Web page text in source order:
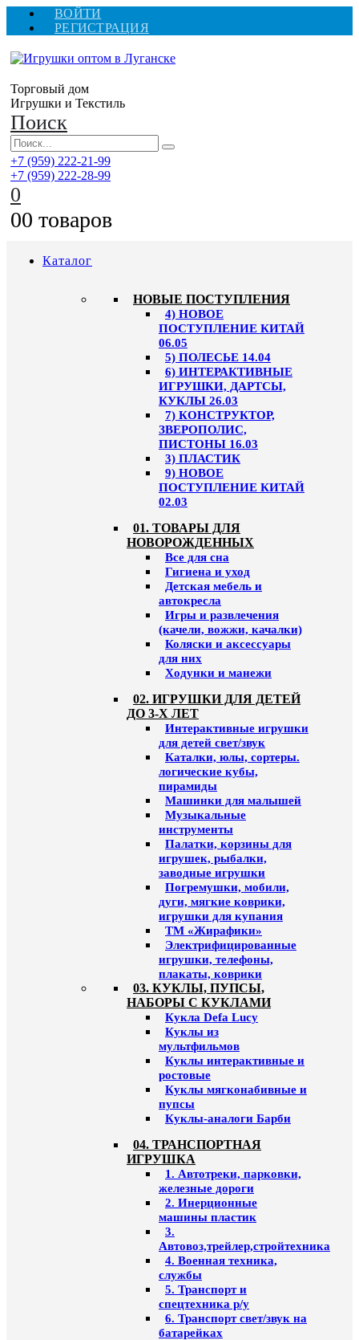
ВОЙТИ
РЕГИСТРАЦИЯ
Торговый дом
Игрушки и Текстиль
Поиск
+7 (959) 222-21-99
+7 (959) 222-28-99
0
00 товаров
Каталог
НОВЫЕ ПОСТУПЛЕНИЯ
4) НОВОЕ
ПОСТУПЛЕНИЕ КИТАЙ
06.05
5) ПОЛЕСЬЕ 14.04
6) ИНТЕРАКТИВНЫЕ
ИГРУШКИ, ДАРТСЫ,
КУКЛЫ 26.03
7) КОНСТРУКТОР,
ЗВЕРОПОЛИС,
ПИСТОНЫ 16.03
3) ПЛАСТИК
9) НОВОЕ
ПОСТУПЛЕНИЕ КИТАЙ
02.03
01. ТОВАРЫ ДЛЯ
НОВОРОЖДЕННЫХ
Все для сна
Гигиена и уход
Детская мебель и
автокресла
Игры и развлечения
(качели, вожжи, качалки)
Коляски и аксессуары
для них
Ходунки и манежи
02. ИГРУШКИ ДЛЯ ДЕТЕЙ
ДО 3-Х ЛЕТ
Интерактивные игрушки
для детей свет/звук
Каталки, юлы, сортеры.
логические кубы,
пирамиды
Машинки для малышей
Музыкальные
инструменты
Палатки, корзины для
игрушек, рыбалки,
заводные игрушки
Погремушки, мобили,
дуги, мягкие коврики,
игрушки для купания
ТМ «Жирафики»
Электрифицированные
игрушки, телефоны,
плакаты, коврики
03. КУКЛЫ, ПУПСЫ,
НАБОРЫ С КУКЛАМИ
Кукла Defa Lucy
Куклы из
мультфильмов
Куклы интерактивные и
ростовые
Куклы мягконабивные и
пупсы
Куклы-аналоги Барби
04. ТРАНСПОРТНАЯ
ИГРУШКА
1. Автотреки, парковки,
железные дороги
2. Инерционные
машины пластик
3.
Автовоз,трейлер,стройтехника
4. Военная техника,
службы
5. Транспорт и
спецтехника р/у
6. Транспорт свет/звук на
батарейках